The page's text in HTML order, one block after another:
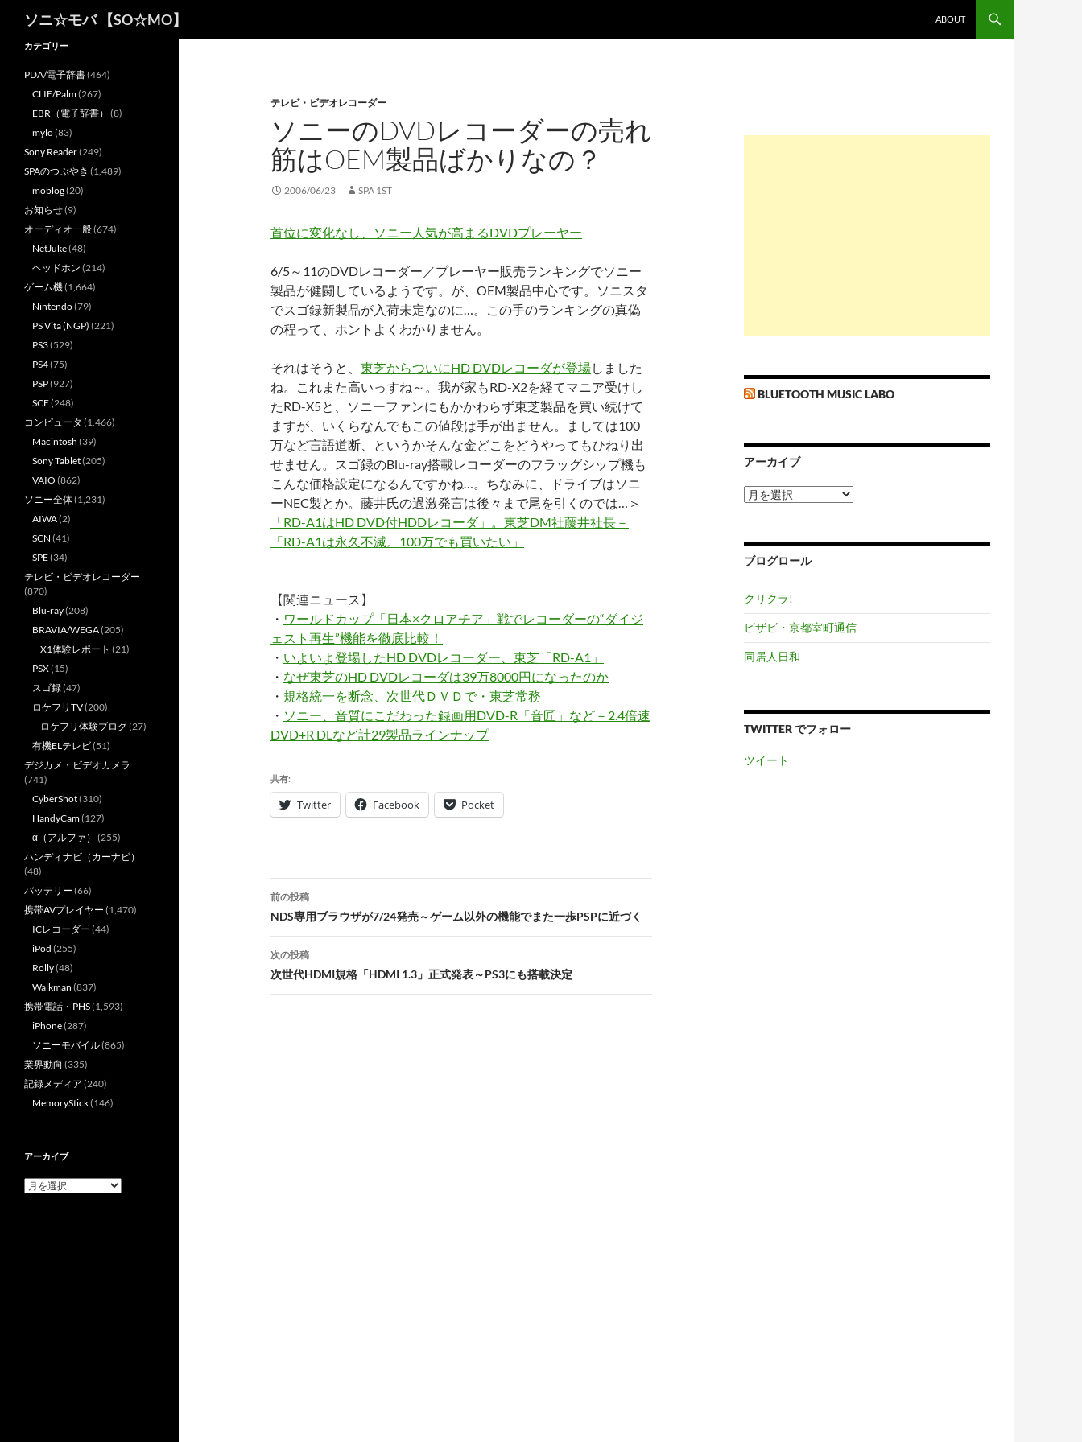
ソニ☆モバ 【SO☆MO】
ABOUT
テレビ・ビデオレコーダー
ソニーのDVDレコーダーの売れ
筋はOEM製品ばかりなの？
2006/06/23 SPA 1ST
首位に変化なし、ソニー人気が高まるDVDプレーヤー
6/5～11のDVDレコーダー／プレーヤー販売ランキングでソニー
製品が健闘しているようです。が、OEM製品中心です。ソニスタ
でスゴ録新製品が入荷未定なのに…。この手のランキングの真偽
の程って、ホントよくわかりません。
それはそうと、 東芝からついにHD DVDレコーダが登場しました
ね。これまた高いっすね～。我が家もRD-X2を経てマニア受けし
たRD-X5と、ソニーファンにもかかわらず東芝製品を買い続けて
ますが、いくらなんでもこの値段は手が出ません。ましては100
万など言語道断、というかそんな金どこをどうやってもひねり出
せません。スゴ録のBlu-ray搭載レコーダーのフラッグシップ機も
こんな価格設定になるんですかね…。ちなみに、ドライブはソニ
ーNEC製とか。藤井氏の過激発言は後々まで尾を引くのでは…＞
「RD-A1はHD DVD付HDDレコーダ」。東芝DM社藤井社長－
「RD-A1は永久不滅。100万でも買いたい」
【関連ニュース】
・ ワールドカップ「日本×クロアチア」戦でレコーダーの“ダイジ
ェスト再生”機能を徹底比較！
・ いよいよ登場したHD DVDレコーダー、東芝「RD-A1」
・ なぜ東芝のHD DVDレコーダは39万8000円になったのか
・ 規格統一を断念、次世代ＤＶＤで・東芝常務
・ ソニー、音質にこだわった録画用DVD-R「音匠」など－2.4倍速
DVD+R DLなど計29製品ラインナップ
共有:
Twitter Facebook Pocket
投
稿
ナ
ビ
ゲ
前の投稿
NDS専用ブラウザが7/24発売～ゲーム以外の機能でまた一歩PSPに近づく
次の投稿
次世代HDMI規格「HDMI 1.3」正式発表～PS3にも搭載決定
BLUETOOTH MUSIC LABO
アーカイブ
ア
ー
ブ
ブログロール
クリクラ!
ビザビ・京都室町通信
同居人日和
TWITTER でフォロー
ツイート
カテゴリー
PDA/電子辞書(464)
CLIE/Palm(267)
EBR（電子辞書） (8)
mylo(83)
Sony Reader(249)
SPAのつぶやき (1,489)
moblog(20)
お知らせ(9)
オーディオ一般(674)
NetJuke(48)
ヘッドホン (214)
ゲーム機(1,664)
Nintendo(79)
PS Vita (NGP) (221)
PS3(529)
PS4(75)
PSP(927)
SCE(248)
コンピュータ (1,466)
Macintosh (39)
Sony Tablet(205)
VAIO (862)
ソニー全体(1,231)
AIWA(2)
SCN (41)
SPE(34)
テレビ・ビデオレコーダー
(870)
Blu-ray(208)
BRAVIA/WEGA(205)
X1体験レポート (21)
PSX(15)
スゴ録(47)
ロケフリTV(200)
ロケフリ体験ブログ(27)
有機ELテレビ(51)
デジカメ・ビデオカメラ
(741)
CyberShot(310)
HandyCam(127)
α（アルファ） (255)
ハンディナビ（カーナビ）
(48)
バッテリー (66)
携帯AVプレイヤー (1,470)
ICレコーダー (44)
iPod (255)
Rolly(48)
Walkman (837)
携帯電話・PHS(1,593)
iPhone(287)
ソニーモバイル(865)
業界動向 (335)
記録メディア (240)
MemoryStick(146)
アーカイブ
ア